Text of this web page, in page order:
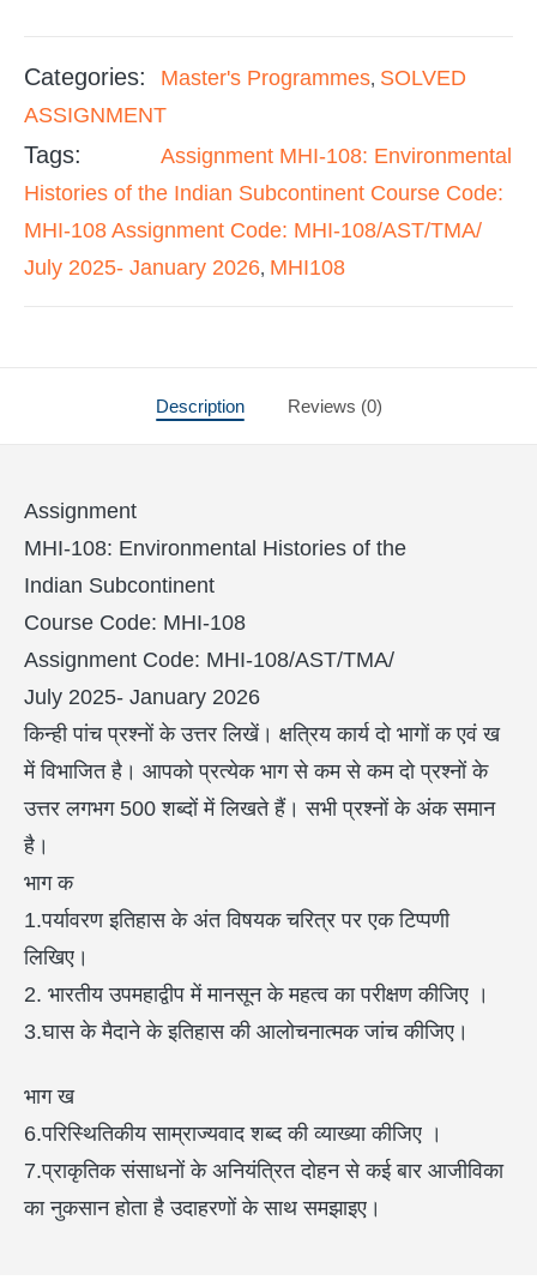
Categories: Master's Programmes, SOLVED
ASSIGNMENT
Tags:
Assignment MHI-108: Environmental
Histories of the Indian Subcontinent Course Code:
MHI-108 Assignment Code: MHI-108/AST/TMA/
July 2025- January 2026, MHI108
Description Reviews (0)
Assignment
MHI-108: Environmental Histories of the
Indian Subcontinent
Course Code: MHI-108
Assignment Code: MHI-108/AST/TMA/
July 2025- January 2026
किन्ही पांच प्रश्नों के उत्तर लिखें। क्षत्रिय कार्य दो भागों क एवं ख
में विभाजित है। आपको प्रत्येक भाग से कम से कम दो प्रश्नों के
उत्तर लगभग 500 शब्दों में लिखते हैं। सभी प्रश्नों के अंक समान
है।
भाग क
1.पर्यावरण इतिहास के अंत विषयक चरित्र पर एक टिप्पणी
लिखिए।
2. भारतीय उपमहाद्वीप में मानसून के महत्व का परीक्षण कीजिए ।
3.घास के मैदाने के इतिहास की आलोचनात्मक जांच कीजिए।
भाग ख
6.परिस्थितिकीय साम्राज्यवाद शब्द की व्याख्या कीजिए ।
7.प्राकृतिक संसाधनों के अनियंत्रित दोहन से कई बार आजीविका
का नुकसान होता है उदाहरणों के साथ समझाइए।